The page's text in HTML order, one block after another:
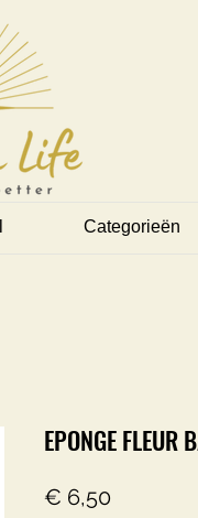
Categorieën
EPONGE FLEUR
€ 6,50Prijs